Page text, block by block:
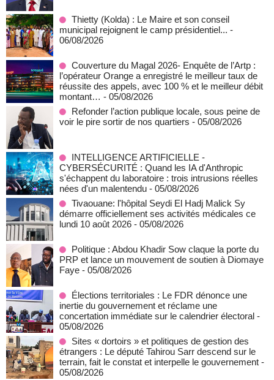
‎Thietty (Kolda) : Le Maire et son conseil
municipal rejoignent le camp présidentiel... -
06/08/2026
Couverture du Magal 2026- Enquête de l’Artp :
l’opérateur Orange a enregistré le meilleur taux de
réussite des appels, avec 100 % et le meilleur débit
montant… - 05/08/2026
Refonder l’action publique locale, sous peine de
voir le pire sortir de nos quartiers - 05/08/2026
INTELLIGENCE ARTIFICIELLE -
CYBERSÉCURITÉ : Quand les IA d'Anthropic
s'échappent du laboratoire : trois intrusions réelles
nées d'un malentendu - 05/08/2026
Tivaouane: l'hôpital Seydi El Hadj Malick Sy
démarre officiellement ses activités médicales ce
lundi 10 août 2026 - 05/08/2026
Politique : Abdou Khadir Sow claque la porte du
PRP et lance un mouvement de soutien à Diomaye
Faye - 05/08/2026
Élections territoriales : Le FDR dénonce une
inertie du gouvernement et réclame une
concertation immédiate sur le calendrier électoral -
05/08/2026
Sites « dortoirs » et politiques de gestion des
étrangers : Le député Tahirou Sarr descend sur le
terrain, fait le constat et interpelle le gouvernement -
05/08/2026